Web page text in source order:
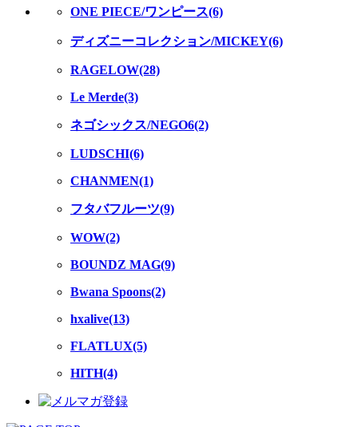
ONE PIECE/ワンピース(6)
ディズニーコレクション/MICKEY(6)
RAGELOW(28)
Le Merde(3)
ネゴシックス/NEGO6(2)
LUDSCHI(6)
CHANMEN(1)
フタバフルーツ(9)
WOW(2)
BOUNDZ MAG(9)
Bwana Spoons(2)
hxalive(13)
FLATLUX(5)
HITH(4)